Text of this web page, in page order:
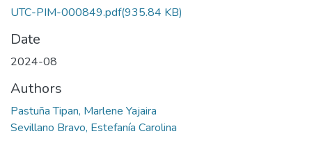
UTC-PIM-000849.pdf(935.84 KB)
Date
2024-08
Authors
Pastuña Tipan, Marlene Yajaira
Sevillano Bravo, Estefanía Carolina